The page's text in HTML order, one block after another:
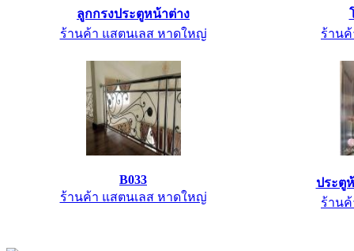
ลูกกรงประตูหน้าต่าง
ร้านค้า แสตนเลส หาดใหญ่
ร้านค้
B033
ร้านค้า แสตนเลส หาดใหญ่
ประตู
ร้านค้